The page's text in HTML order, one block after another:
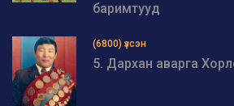
баримтууд
(6800) үзсэн
5. Дархан аварга